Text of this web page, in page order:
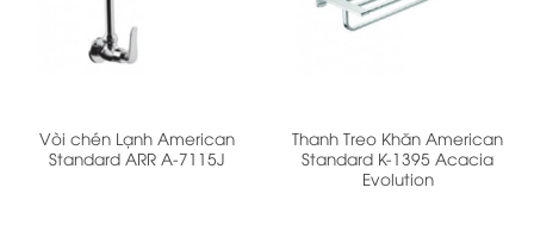
Vòi chén Lạnh American
Standard ARR A-7115J
Thanh Treo Khăn American
Standard K-1395 Acacia
Evolution